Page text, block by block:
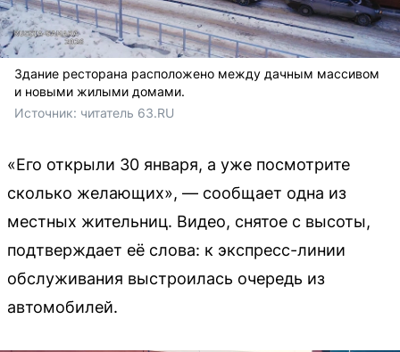
Здание ресторана расположено между дачным массивом
и новыми жилыми домами.
Источник: читатель 63.RU
«Его открыли 30 января, а уже посмотрите
сколько желающих», — сообщает одна из
местных жительниц. Видео, снятое с высоты,
подтверждает её слова: к экспресс-линии
обслуживания выстроилась очередь из
автомобилей.